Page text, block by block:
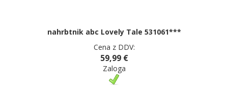
nahrbtnik abc Lovely Tale 531061***
Cena z DDV:
59,99 €
Zaloga